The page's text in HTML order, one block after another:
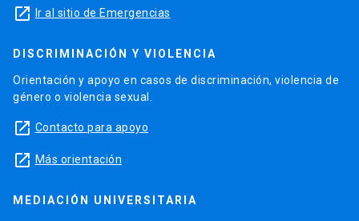
launch Ir al sitio de Emergencias
DISCRIMINACIÓN Y VIOLENCIA
Orientación y apoyo en casos de discriminación, violencia de
género o violencia sexual.
launch Contacto para apoyo
launch Más orientación
MEDIACIÓN UNIVERSITARIA